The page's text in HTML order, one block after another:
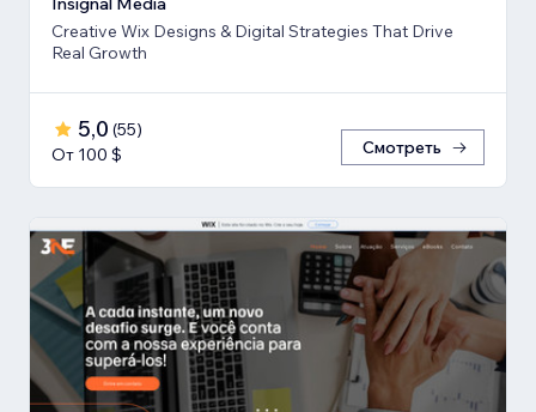
Creative Wix Designs & Digital Strategies That Drive
Real Growth
5,0 (55)
От 100 $
Смотреть